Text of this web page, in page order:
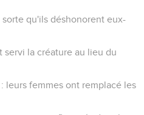
qu'ils déshonorent eux-
la créature au lieu du
leurs femmes ont remplacé les